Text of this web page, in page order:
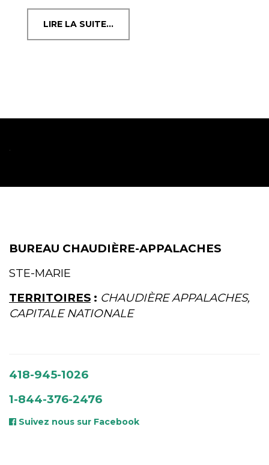
LIRE LA SUITE...
.
BUREAU CHAUDIÈRE-APPALACHES
STE-MARIE
TERRITOIRES : CHAUDIÈRE APPALACHES,
CAPITALE NATIONALE
418-945-1026
1-844-376-2476
Suivez nous sur Facebook